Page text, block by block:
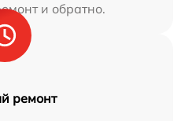
и обратно.
ремонт